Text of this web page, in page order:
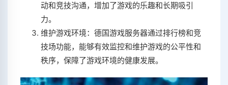
动和竞技沟通，增加了游戏的乐趣和长期吸引
力。
维护游戏环境：德国游戏服务器通过排行榜和竞
技场功能，能够有效监控和维护游戏的公平性和
秩序，保障了游戏环境的健康发展。